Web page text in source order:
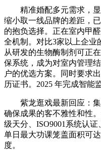
精准婚配多元需求，显
缩小取一线品牌的差距，
的抱负选择。正在室内甲
全机制。对比3家以上企业
从研发的生物酶制剂可正
保系统，成为对室内管理
户的优选方案。同时要求
历证书。2025 年完成智能
紫龙逛戏最新回应：集
确保成果的客不雅性和性
级天分、ISO9001系统认
单日最大功课笼盖面积可
度。